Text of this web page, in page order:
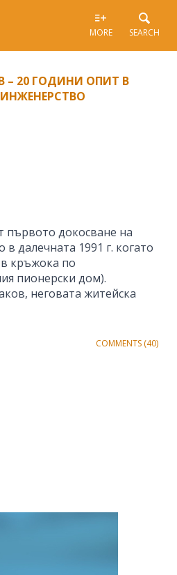
SEARCH
MORE
– 20 ГОДИНИ ОПИТ В
първото докосване на
далечната 1991 г. когато
кръжока по
пионерски дом).
неговата житейска
COMMENTS (40)